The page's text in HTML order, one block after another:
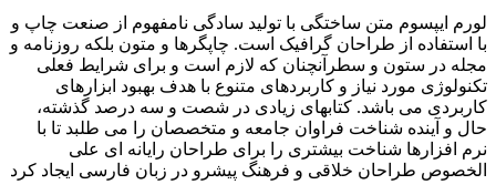
لورم ایپسوم متن ساختگی با تولید سادگی نامفهوم از صنعت چاپ و
با استفاده از طراحان گرافیک است. چاپگرها و متون بلکه روزنامه و
مجله در ستون و سطرآنچنان که لازم است و برای شرایط فعلی
تکنولوژی مورد نیاز و کاربردهای متنوع با هدف بهبود ابزارهای
کاربردی می باشد. کتابهای زیادی در شصت و سه درصد گذشته،
حال و آینده شناخت فراوان جامعه و متخصصان را می طلبد تا با
نرم افزارها شناخت بیشتری را برای طراحان رایانه ای علی
الخصوص طراحان خلاقی و فرهنگ پیشرو در زبان فارسی ایجاد کرد